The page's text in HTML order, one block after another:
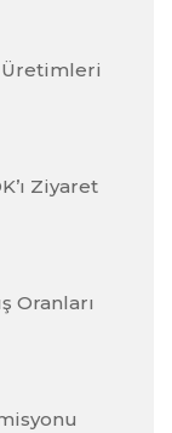
Ziyaret
Oranları